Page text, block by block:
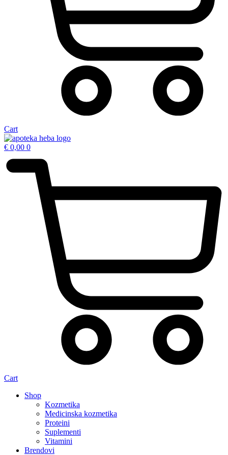
Cart
€ 0,00 0
Cart
Shop
Kozmetika
Medicinska kozmetika
Proteini
Suplementi
Vitamini
Brendovi